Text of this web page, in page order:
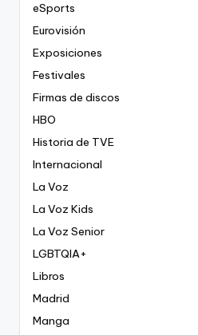
eSports
Eurovisión
Exposiciones
Festivales
Firmas de discos
HBO
Historia de TVE
Internacional
La Voz
La Voz Kids
La Voz Senior
LGBTQIA+
Libros
Madrid
Manga